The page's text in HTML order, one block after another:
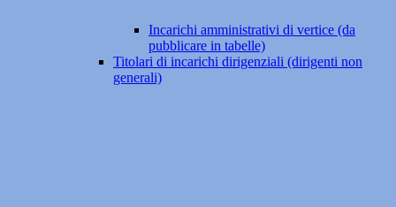
Incarichi amministrativi di vertice (da
pubblicare in tabelle)
Titolari di incarichi dirigenziali (dirigenti non
generali)